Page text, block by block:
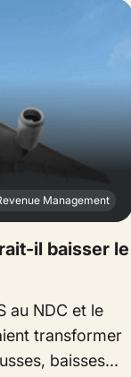
Management
il baisser le
au NDC et le
transformer
baisses...